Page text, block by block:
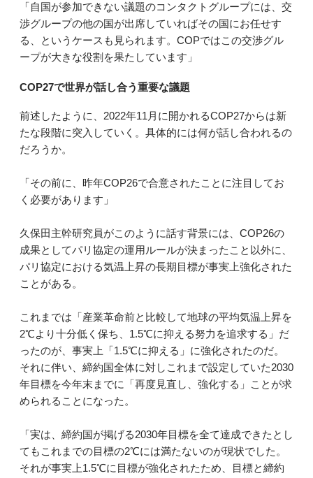
「自国が参加できない議題のコンタクトグループには、交
渉グループの他の国が出席していればその国にお任せす
る、というケースも見られます。COPではこの交渉グル
ープが大きな役割を果たしています」
COP27で世界が話し合う重要な議題
前述したように、2022年11月に開かれるCOP27からは新
たな段階に突入していく。具体的には何が話し合われるの
だろうか。
「その前に、昨年COP26で合意されたことに注目してお
く必要があります」
久保田主幹研究員がこのように話す背景には、COP26の
成果としてパリ協定の運用ルールが決まったこと以外に、
パリ協定における気温上昇の長期目標が事実上強化された
ことがある。
これまでは「産業革命前と比較して地球の平均気温上昇を
2℃より十分低く保ち、1.5℃に抑える努力を追求する」だ
ったのが、事実上「1.5℃に抑える」に強化されたのだ。
それに伴い、締約国全体に対しこれまで設定していた2030
年目標を今年末までに「再度見直し、強化する」ことが求
められることになった。
「実は、締約国が掲げる2030年目標を全て達成できたとし
てもこれまでの目標の2℃には満たないのが現状でした。
それが事実上1.5℃に目標が強化されたため、目標と締約